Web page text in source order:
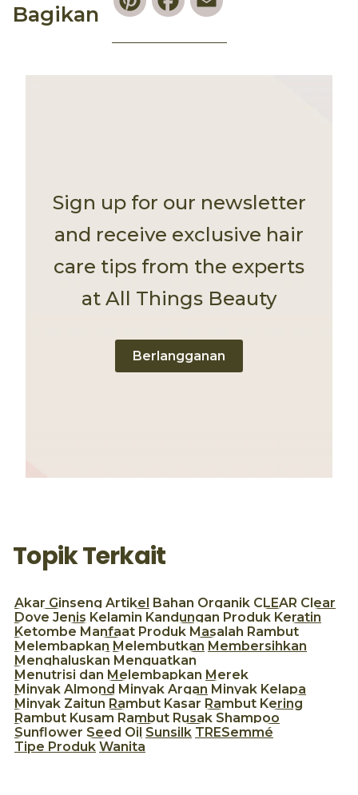
Bagikan
Sign up for our newsletter
and receive exclusive hair
care tips from the experts
at All Things Beauty
Berlangganan
Topik Terkait
Akar Ginseng Artikel Bahan Organik CLEAR Clear
Dove Jenis Kelamin Kandungan Produk Keratin
Ketombe Manfaat Produk Masalah Rambut
Melembapkan Melembutkan Membersihkan
Menghaluskan Menguatkan
Menutrisi dan Melembapkan Merek
Minyak Almond Minyak Argan Minyak Kelapa
Minyak Zaitun Rambut Kasar Rambut Kering
Rambut Kusam Rambut Rusak Shampoo
Sunflower Seed Oil Sunsilk TRESemmé
Tipe Produk Wanita